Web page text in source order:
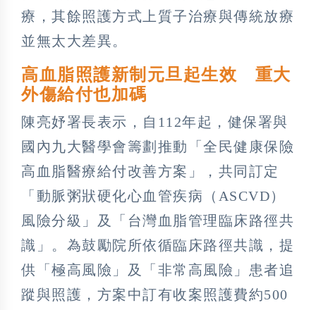
療，其餘照護方式上質子治療與傳統放療
並無太大差異。
高血脂照護新制元旦起生效 重大
外傷給付也加碼
陳亮妤署長表示，自112年起，健保署與
國內九大醫學會籌劃推動「全民健康保險
高血脂醫療給付改善方案」，共同訂定
「動脈粥狀硬化心血管疾病（ASCVD）
風險分級」及「台灣血脂管理臨床路徑共
識」。為鼓勵院所依循臨床路徑共識，提
供「極高風險」及「非常高風險」患者追
蹤與照護，方案中訂有收案照護費約500